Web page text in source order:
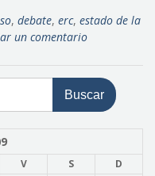
, debate, erc, estado de la
un comentario
V S
D